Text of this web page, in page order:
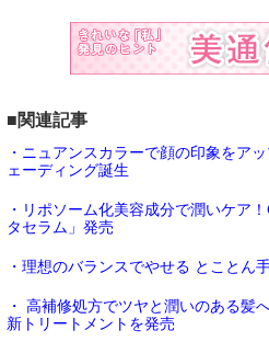
■関連記事
・ニュアンスカラーで顔の印象をア
ェーディング誕生
・リポソーム化美容成分で潤いケア
タセラム」発売
・理想のバランスでやせる とことん
・ 高補修処方でツヤと潤いのある髪
新トリートメントを発売